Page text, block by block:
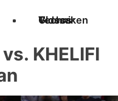
Techniken
Videos
Glossar
KHELIFI